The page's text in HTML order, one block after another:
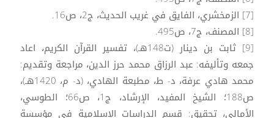
[7] الزمخشري، الفايق في غريب الحديث، ج2، ص16.
[8] المصنف، ج7، ص495.
[9] ثابت بن دينار (ت148هـ)، تفسير القرآن الكريم، اعاد
جمعه وتأليفه: عبد الرزاق محمد حرز الدين، مراجعة وتقديم:
محمد هادي عرفة، د- ط، مطبعة الهادي، (د- م، 1420هـ)،
ص188؛ الشيخ المفيد، الإرشاد، ج1، ص66؛ الطوسي،
الأمالي، تحقيق: قسم الدراسات الإسلامية في مؤسسة